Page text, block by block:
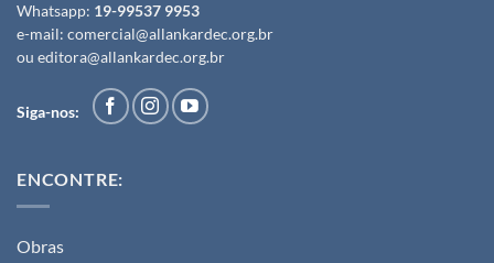
Whatsapp: 19-99537 9953
e-mail: comercial@allankardec.org.br
ou editora@allankardec.org.br
Siga-nos:
ENCONTRE:
Obras